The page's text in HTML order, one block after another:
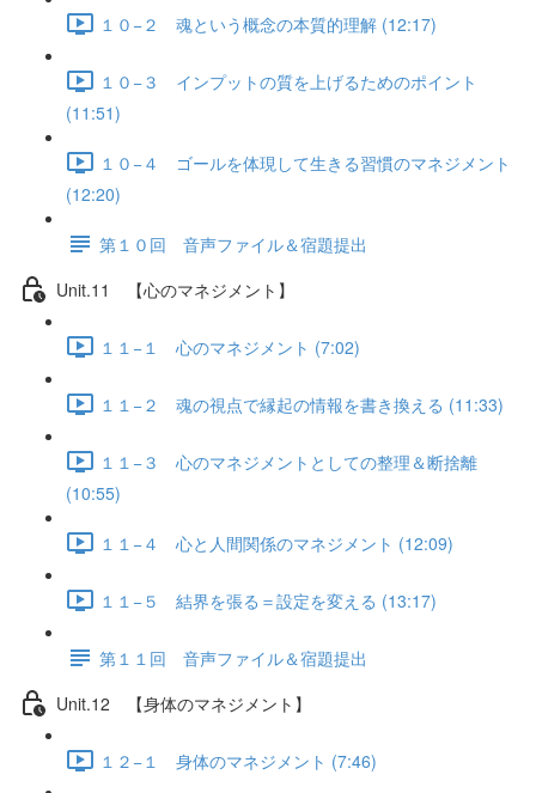
１０−２ 魂という概念の本質的理解 (12:17)
１０−３ インプットの質を上げるためのポイント
(11:51)
１０−４ ゴールを体現して生きる習慣のマネジメント
(12:20)
第１０回 音声ファイル＆宿題提出
Unit.11 【心のマネジメント】
１１−１ 心のマネジメント (7:02)
１１−２ 魂の視点で縁起の情報を書き換える (11:33)
１１−３ 心のマネジメントとしての整理＆断捨離
(10:55)
１１−４ 心と人間関係のマネジメント (12:09)
１１−５ 結界を張る＝設定を変える (13:17)
第１１回 音声ファイル＆宿題提出
Unit.12 【身体のマネジメント】
１２−１ 身体のマネジメント (7:46)